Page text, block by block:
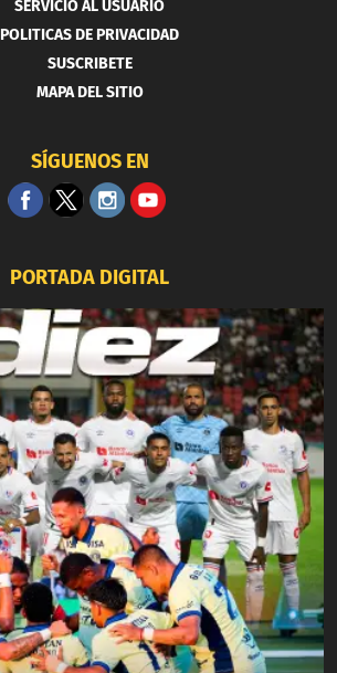
SERVICIO AL USUARIO
POLITICAS DE PRIVACIDAD
SUSCRIBETE
MAPA DEL SITIO
SÍGUENOS EN
PORTADA DIGITAL